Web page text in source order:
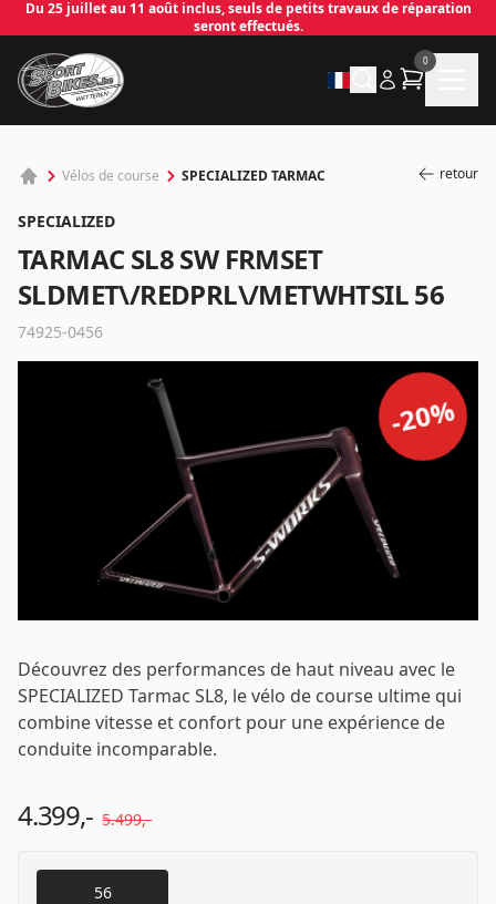
Du 25 juillet au 11 août inclus, seuls de petits travaux de réparation
seront effectués.
0
Vélos de course SPECIALIZED TARMAC retour
SPECIALIZED
TARMAC SL8 SW FRMSET
SLDMET\/REDPRL\/METWHTSIL 56
74925-0456
-20%
Découvrez des performances de haut niveau avec le
SPECIALIZED Tarmac SL8, le vélo de course ultime qui
combine vitesse et confort pour une expérience de
conduite incomparable.
4.399,- 5.499,-
56
✕
Connecter
Se connecter
Se souvenir de moi